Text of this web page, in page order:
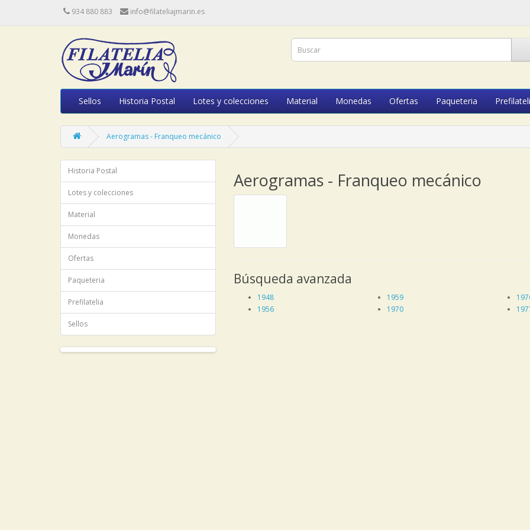
934 880 883 info@filateliajmarin.es
Sellos Historia Postal Lotes y colecciones Material Monedas Ofertas Paqueteria
Aerogramas - Franqueo mecánico
Historia Postal
Lotes y colecciones
Material
Monedas
Ofertas
Paqueteria
Prefilatelia
Sellos
Aerogramas - Franqueo mecánico
Búsqueda avanzada
1948
1956
1959
1970